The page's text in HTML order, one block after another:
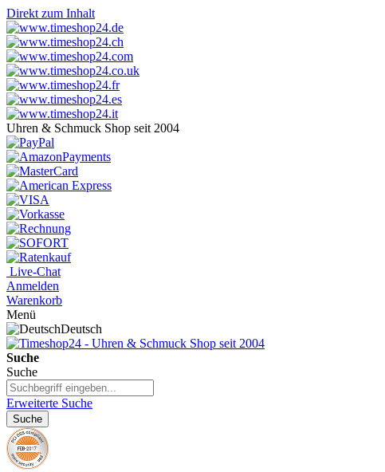
Direkt zum Inhalt
Uhren & Schmuck Shop seit 2004
Live-Chat
Anmelden
Warenkorb
Menü
Deutsch
Suche
Suche
Erweiterte Suche
Suche